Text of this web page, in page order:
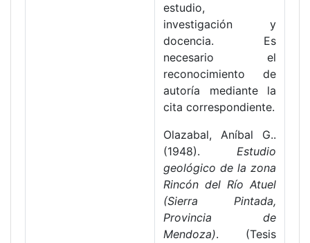
estudio,
investigación y
docencia. Es
necesario el
reconocimiento de
autoría mediante la
cita correspondiente.
Olazabal, Aníbal G..
(1948). Estudio
geológico de la zona
Rincón del Río Atuel
(Sierra Pintada,
Provincia de
Mendoza). (Tesis